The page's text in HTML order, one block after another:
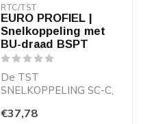
RTC/TST
EURO PROFIEL |
Snelkoppeling met
BU-draad BSPT
De TST
SNELKOPPELING SC-C,
knikbediende perslucht
€37,78